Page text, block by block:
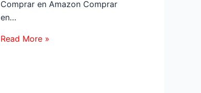
Comprar en Amazon Comprar
en…
Read More »